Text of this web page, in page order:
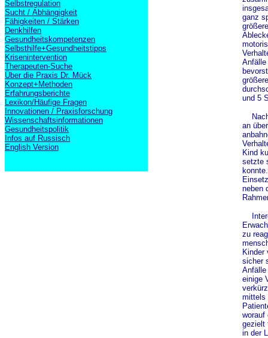
Selbstregulation
Sucht / Abhängigkeit
Fähigkeiten / Stärken
Denkhilfen
Gesundheitskompetenzen
Selbsthilfe+Gesundheitstipps
Krisenintervention
Therapeuten-Suche
Über die Praxis Dr. Mück
Konzept+Methoden
Erfahrungsberichte
Lexikon/Häufige Fragen
Innovationen / Praxisforschung
Wissenschaftsinformationen
Gesundheitspolitik
Infos auf Russisch
English Version
ganz
Anfälle
und 5
Nach
an
Kind
setzte
neben
zu
Kinder
sicher
Anfälle
einige
mittels
worauf
gezielt
in der